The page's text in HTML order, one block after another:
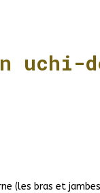
uchi-
(les bras et